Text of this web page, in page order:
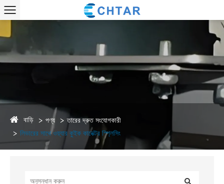
বাড়ি পণ্য
তারের দ্রুত সংযোগকারী
লিভারের সাথে ওয়্যার কুইক কানেক্টর স্প্লিসিং